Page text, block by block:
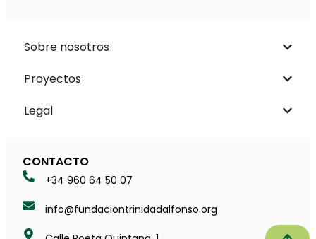
Sobre nosotros
Proyectos
Legal
CONTACTO
+34 960 64 50 07
info@fundaciontrinidadalfonso.org